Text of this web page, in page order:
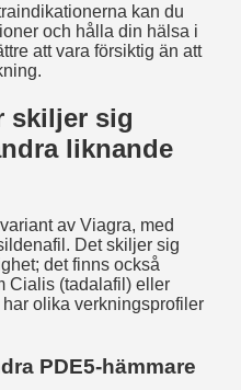
kan du
och hålla din hälsa i
att vara försiktig än att
skiljer sig
liknande
av Viagra, med
Det skiljer sig
det finns också
Cialis (tadalafil) eller
olika verkningsprofiler
PDE5‑hämmare